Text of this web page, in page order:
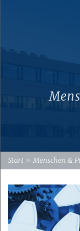
Start » Menschen &